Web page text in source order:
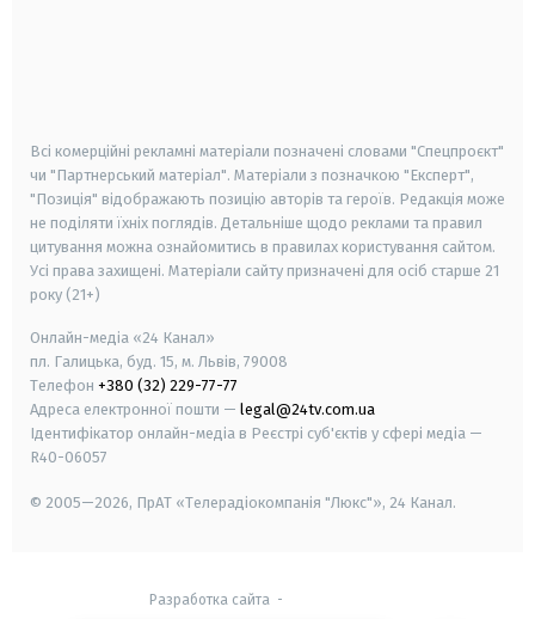
Всі комерційні рекламні матеріали позначені словами "Спецпроєкт"
чи "Партнерський матеріал". Матеріали з позначкою "Експерт",
"Позиція" відображають позицію авторів та героїв. Редакція може
не поділяти їхніх поглядів. Детальніше щодо реклами та правил
цитування можна ознайомитись в правилах користування сайтом.
Усі права захищені. Матеріали сайту призначені для осіб старше 21
року (21+)
Онлайн-медіа «24 Канал»
пл. Галицька, буд. 15, м. Львів, 79008
Телефон +380 (32) 229-77-77
Адреса електронної пошти — legal@24tv.com.ua
Ідентифікатор онлайн-медіа в Реєстрі суб'єктів у сфері медіа —
R40-06057
© 2005—2026, ПрАТ «Телерадіокомпанія "Люкс"», 24 Канал.
Разработка сайта -